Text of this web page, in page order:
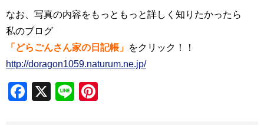
なお、写真の内容をもっともっと詳しく知りたかったら
私のブログ
「どらごんさん家の日記帳」 をクリック！！
http://doragon1059.naturum.ne.jp/
Facebook
X Line